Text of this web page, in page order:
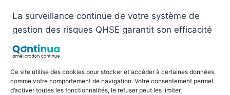
Ce site utilise des cookies pour stocker et accéder à certaines données,
comme votre comportement de navigation. Votre consentement permet
d’activer toutes les fonctionnalités, le refuser peut les limiter.
La surveillance continue de votre système de
gestion des risques QHSE garantit son efficacité
dans la durée et son adaptation aux évolutions
de votre environnement. Cette démarche
d’amélioration continue s’appuie sur des
indicateurs de performance et des mécanismes